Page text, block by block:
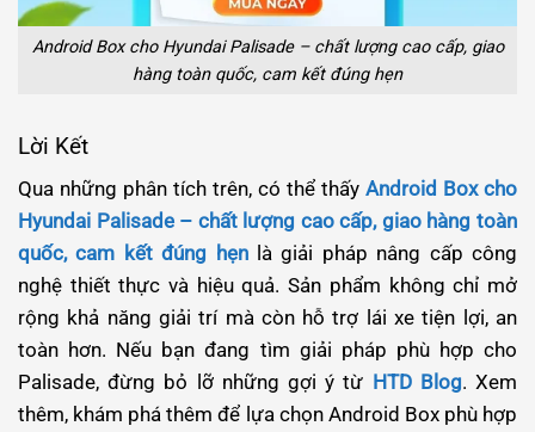
Android Box cho Hyundai Palisade – chất lượng cao cấp, giao
hàng toàn quốc, cam kết đúng hẹn
Lời Kết
Qua những phân tích trên, có thể thấy Android Box cho
Hyundai Palisade – chất lượng cao cấp, giao hàng toàn
quốc, cam kết đúng hẹnlà giải pháp nâng cấp công
nghệ thiết thực và hiệu quả. Sản phẩm không chỉ mở
rộng khả năng giải trí mà còn hỗ trợ lái xe tiện lợi, an
toàn hơn. Nếu bạn đang tìm giải pháp phù hợp cho
Palisade, đừng bỏ lỡ những gợi ý từ HTD Blog.Xem
thêm, khám phá thêm để lựa chọn Android Box phù hợp